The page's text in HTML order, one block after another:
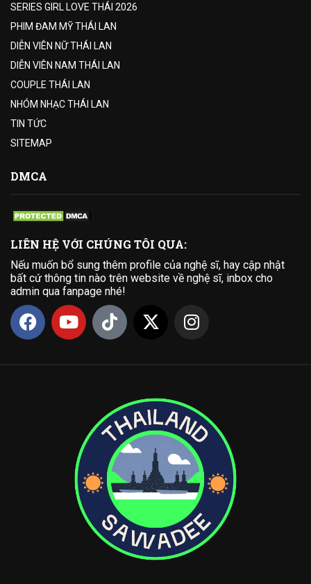
SERIES GIRL LOVE THÁI 2026
PHIM ĐAM MỸ THÁI LAN
DIỄN VIÊN NỮ THÁI LAN
DIỄN VIÊN NAM THÁI LAN
COUPLE THÁI LAN
NHÓM NHẠC THÁI LAN
TIN TỨC
SITEMAP
DMCA
LIÊN HỆ VỚI CHÚNG TÔI QUA:
Nếu muốn bổ sung thêm profile của nghệ sĩ, hay cập nhật
bất cứ thông tin nào trên website về nghệ sĩ, inbox cho
admin qua fanpage nhé!